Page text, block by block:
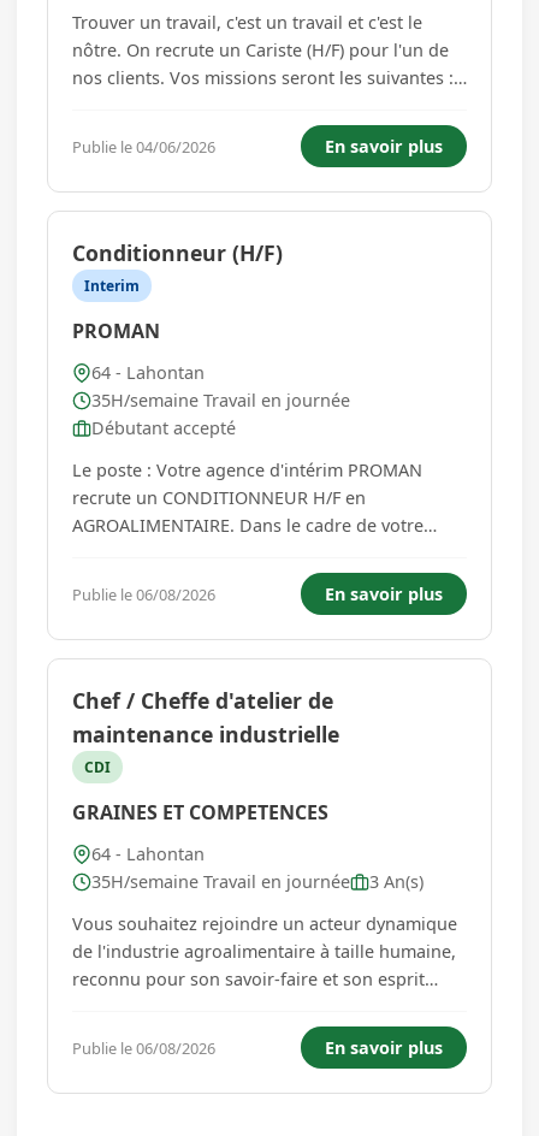
Trouver un travail, c'est un travail et c'est le
nôtre. On recrute un Cariste (H/F) pour l'un de
nos clients. Vos missions seront les suivantes :
conformité Stocker les produits dans les zones
adaptées en respectant les règles de sécurité
et...
Publie le 04/06/2026 En savoir plus
Conditionneur (H/F)
Interim
PROMAN
64 - Lahontan
35H/semaine Travail en journée
Débutant accepté
Le poste : Votre agence d'intérim PROMAN
recrute un CONDITIONNEUR H/F en
AGROALIMENTAIRE. Dans le cadre de votre
des cartons arrivant sur tapis roulant. - Lecture
des références pour la formation des...
Publie le 06/08/2026 En savoir plus
Chef / Cheffe d'atelier de
maintenance industrielle
CDI
GRAINES ET COMPETENCES
64 - Lahontan
35H/semaine Travail en journée
3 An(s)
Vous souhaitez rejoindre un acteur dynamique
de l'industrie agroalimentaire à taille humaine,
reconnu pour son savoir-faire et son esprit
notre client cultive la passion du métier et
accorde une grande importance à la
transmission des compétences...
Publie le 06/08/2026 En savoir plus